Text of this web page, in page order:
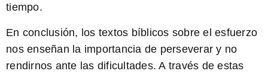
tiempo.
En conclusión, los textos bíblicos sobre el esfuerzo
nos enseñan la importancia de perseverar y no
rendirnos ante las dificultades. A través de estas